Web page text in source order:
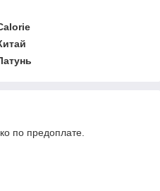
по предоплате.